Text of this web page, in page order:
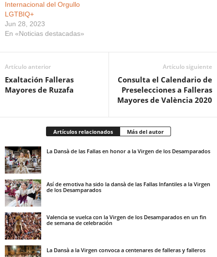
Internacional del Orgullo
LGTBIQ+
Jun 28, 2023
En «Noticias destacadas»
Artículo anterior
Exaltación Falleras
Mayores de Ruzafa
Artículo siguiente
Consulta el Calendario de
Preselecciones a Falleras
Mayores de València 2020
Artículos relacionados Más del autor
La Dansà de las Fallas en honor a la Virgen de los Desamparados
Así de emotiva ha sido la dansà de las Fallas Infantiles a la Virgen
de los Desamparados
Valencia se vuelca con la Virgen de los Desamparados en un fin
de semana de celebración
La Dansà a la Virgen convoca a centenares de falleras y falleros